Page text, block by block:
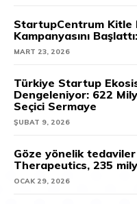
StartupCentrum Kitle
Kampanyasını
MART 23, 2026
Türkiye Startup
Dengeleniyor: 622
Seçici Sermaye
ŞUBAT 9, 2026
Göze yönelik
Therapeutics, 235
OCAK 29, 2026